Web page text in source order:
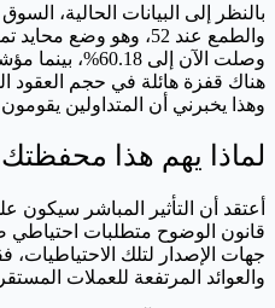
بالنظر إلى البيانات الحالية،
والطمع عند 52، وهو وضع
وهذا يخبرني أن المتداولين يقومون
لماذا يهم هذا محفظتك
أعتقد أن التأثير المباشر
قانون الوضوح متطلبات احتياطي
جهات الإصدار لتلك الاحتياطيات،
والعوائد المرتفعة للعملات